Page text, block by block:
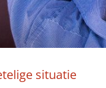
situatie